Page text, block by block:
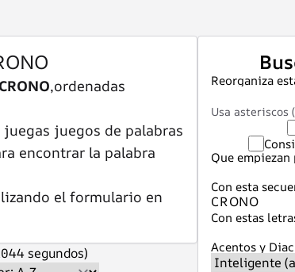
,ordenadas
juegos de palabras
encontrar la palabra
el formulario en
segundos)
Reorganiza
Usa asteriscos
Que empiezan
Con esta
Con estas
Acentos y